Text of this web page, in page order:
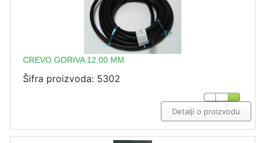
CREVO GORIVA 12,00 MM
Šifra proizvoda: 5302
Detalji o proizvodu